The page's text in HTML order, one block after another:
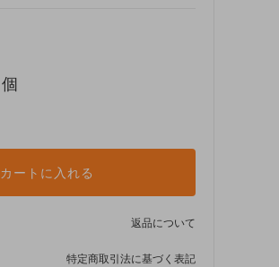
個
カートに入れる
返品について
特定商取引法に基づく表記